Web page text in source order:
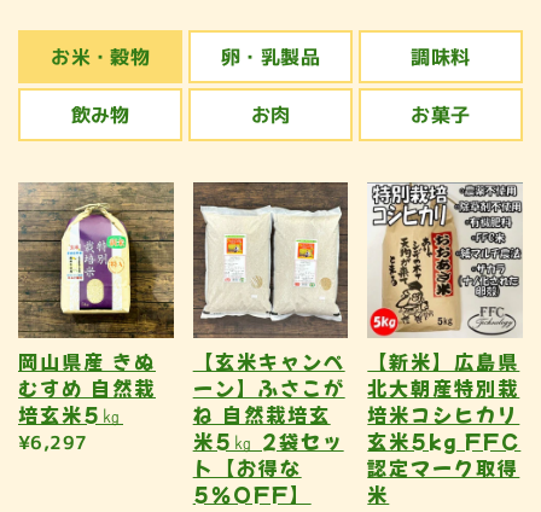
お米・穀物 卵・乳製品 調味料
飲み物 お肉 お菓子
岡山県産 きぬ
むすめ 自然栽
培玄米5㎏
¥6,297
【玄米キャンペ
ーン】ふさこが
ね 自然栽培玄
米5㎏ 2袋セッ
ト【お得な
5％OFF】
【新米】広島県
北大朝産特別栽
培米コシヒカリ
玄米5kg FFC
認定マーク取得
米